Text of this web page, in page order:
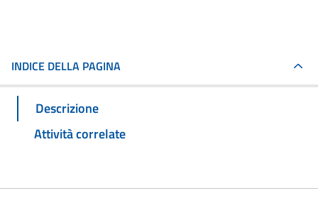
INDICE DELLA PAGINA
Descrizione
Attività correlate